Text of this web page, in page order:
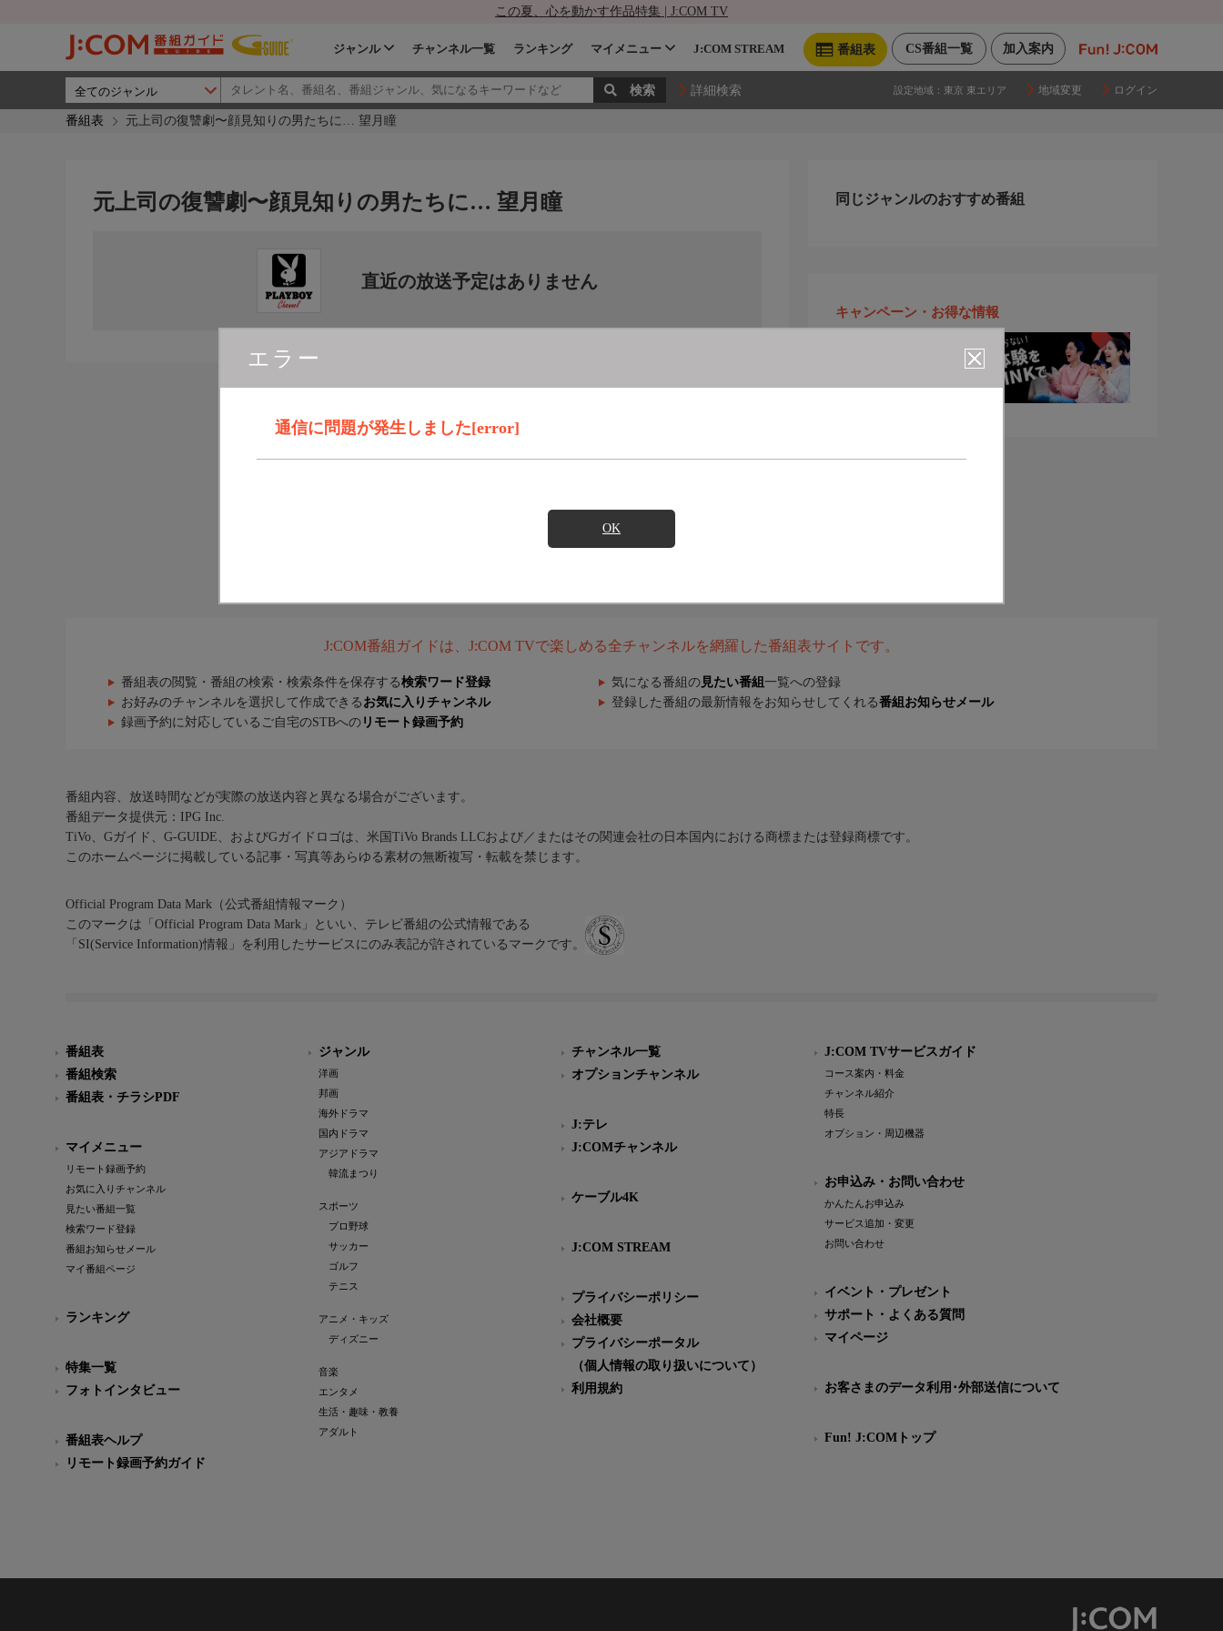
この夏、心を動かす作品特集 | J:COM TV
加入案内
CS番組一覧
番組表
ジャンル チャンネル一覧 ランキング マイメニュー J:COM STREAM
詳細検索 設定地域： 東京 東エリア 地域変更 ログイン
番組表 元上司の復讐劇〜顔見知りの男たちに… 望月瞳
エラー
通信に問題が発生しました[error]
OK
元上司の復讐劇〜顔見知りの男たちに… 望月瞳
直近の放送予定はありません
同じジャンルのおすすめ番組
キャンペーン・お得な情報
J:COM番組ガイドは、J:COM TVで楽しめる全チャンネルを網羅した番組表サイトです。
番組表の閲覧・番組の検索・検索条件を保存する検索ワード登録 気になる番組の 見たい番組 一覧への登録
お好みのチャンネルを選択して作成できる お気に入りチャンネル 登録した番組の最新情報をお知らせしてくれる番組お知らせメール
録画予約に対応しているご自宅のSTBへの リモート録画予約
番組内容、放送時間などが実際の放送内容と異なる場合がございます。
番組データ提供元：IPG Inc.
TiVo、Gガイド、G-GUIDE、およびGガイドロゴは、米国TiVo Brands LLCおよび／またはその関連会社の日本国内における商標または登録商標です。
このホームページに掲載している記事・写真等あらゆる素材の無断複写・転載を禁じます。
Official Program Data Mark（公式番組情報マーク）
このマークは「Official Program Data Mark」といい、テレビ番組の公式情報である
「SI(Service Information)情報」を利用したサービスにのみ表記が許されているマークです。
番組表
番組検索
番組表・チラシPDF
マイメニュー
リモート録画予約
お気に入りチャンネル
見たい番組一覧
検索ワード登録
番組お知らせメール
マイ番組ページ
ランキング
特集一覧
フォトインタビュー
番組表ヘルプ
リモート録画予約ガイド
ジャンル
洋画
邦画
海外ドラマ
国内ドラマ
アジアドラマ
韓流まつり
スポーツ
プロ野球
サッカー
ゴルフ
テニス
アニメ・キッズ
ディズニー
音楽
エンタメ
生活・趣味・教養
アダルト
チャンネル一覧
オプションチャンネル
J:テレ
J:COMチャンネル
ケーブル4K
J:COM STREAM
プライバシーポリシー
会社概要
プライバシーポータル
（個人情報の取り扱いについて）
利用規約
J:COM TVサービスガイド
コース案内・料金
チャンネル紹介
特長
オプション・周辺機器
お申込み・お問い合わせ
かんたんお申込み
サービス追加・変更
お問い合わせ
イベント・プレゼント
サポート・よくある質問
マイページ
お客さまのデータ利用･外部送信について
Fun! J:COMトップ